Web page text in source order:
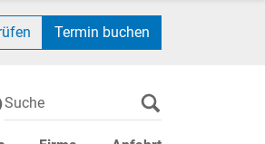
Termin buchen